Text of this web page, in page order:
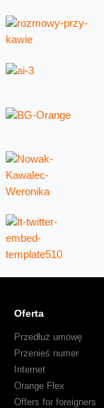
Oferta
Przedłuż umowę
Przenieś numer
Internet
Orange Flex
Offers for foreigners